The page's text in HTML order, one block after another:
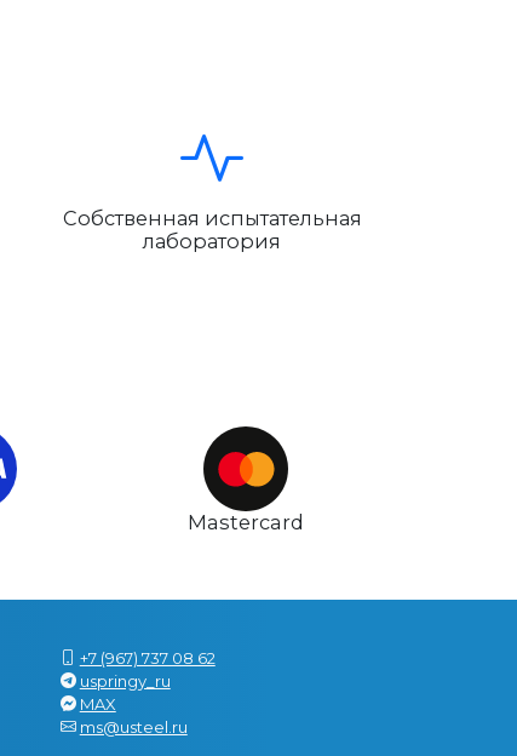
Собственная испытательная
лаборатория
Mastercard
+7 (967) 737 08 62
uspringy_ru
MAX
ms@usteel.ru